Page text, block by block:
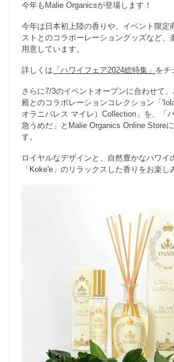
今年もMalie Organicsが登場します！
今年は日本初上陸の香りや、イベント限定
ス トとのコラボーレーショングッズなど、
用意しています。
詳しくは 「ハワイフェア2024総特集」 をチ
さらに7/3のイベントオープンに合わせて
殿とのコラボレーションコレクション「
オラニパレス マイレ）Collection」を、「
急うめだ」とMalie Organics Online Store
す。
ロイヤルなデザインと、自然豊かなハワイ
「 Koke'e」のリラックスした香りをお楽し